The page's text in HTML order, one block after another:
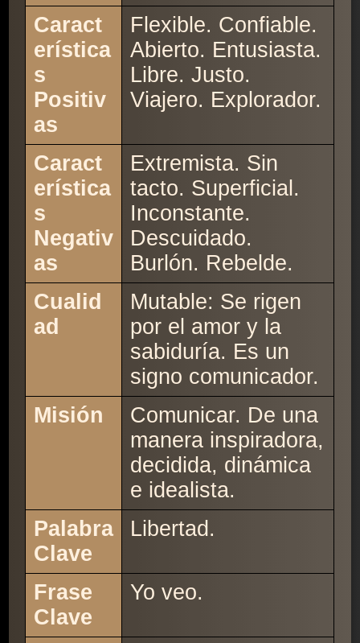
Caract
erística
s
Positiv
as
Flexible. Confiable.
Abierto. Entusiasta.
Libre. Justo.
Viajero. Explorador.
Caract
erística
s
Negativ
as
Extremista. Sin
tacto. Superficial.
Inconstante.
Descuidado.
Burlón. Rebelde.
Cualid
ad
Mutable: Se rigen
por el amor y la
sabiduría. Es un
signo comunicador.
Misión
Comunicar. De una
manera inspiradora,
decidida, dinámica
e idealista.
Palabra
Clave
Libertad.
Frase
Clave
Yo veo.